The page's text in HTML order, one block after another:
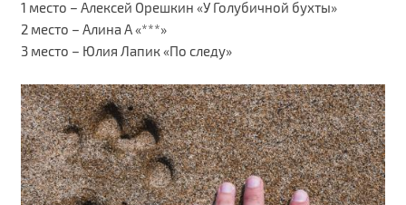
1 место – Алексей Орешкин «У Голубичной бухты»
2 место – Алина А «***»
3 место – Юлия Лапик «По следу»